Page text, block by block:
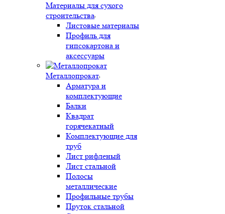
Материалы для сухого
строительства
Листовые материалы
Профиль для
гипсокартона и
аксессуары
Металлопрокат
Арматура и
комплектующие
Балки
Квадрат
горячекатный
Комплектующие для
труб
Лист рифленый
Лист стальной
Полосы
металлические
Профильные трубы
Пруток стальной